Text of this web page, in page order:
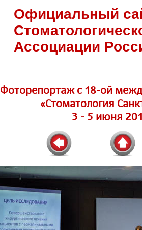
Официальный
Ассоциации
Фоторепортаж c 18-ой
«Стоматология
3 - 5 июня